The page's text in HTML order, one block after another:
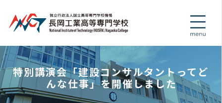
特別講演会「建設コンサルタントってど
んな仕事」を開催しました